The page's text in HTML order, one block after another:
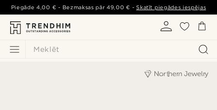
Meklēt
Piegāde4,00 € - Bezmaksas pār49,00 € -Skatīt piegādes iespējas